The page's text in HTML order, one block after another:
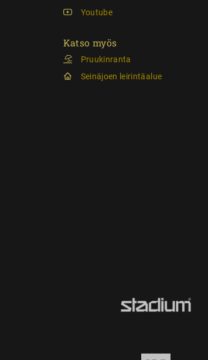
Youtube
Katso myös
Pruukinranta
Seinäjoen leirintäalue